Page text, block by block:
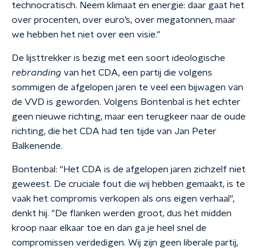
technocratisch. Neem klimaat en energie: daar gaat het
over procenten, over euro’s, over megatonnen, maar
we hebben het niet over een visie."
De lijsttrekker is bezig met een soort ideologische
rebranding van het CDA, een partij die volgens
sommigen de afgelopen jaren te veel een bijwagen van
de VVD is geworden. Volgens Bontenbal is het echter
geen nieuwe richting, maar een terugkeer naar de oude
richting, die het CDA had ten tijde van Jan Peter
Balkenende.
Bontenbal: "Het CDA is de afgelopen jaren zichzelf niet
geweest. De cruciale fout die wij hebben gemaakt, is te
vaak het compromis verkopen als ons eigen verhaal",
denkt hij. "De flanken werden groot, dus het midden
kroop naar elkaar toe en dan ga je heel snel de
compromissen verdedigen. Wij zijn geen liberale partij,